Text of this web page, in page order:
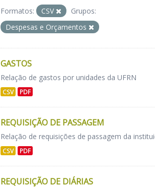
Formatos: CSV
Grupos:
Despesas e Orçamentos
GASTOS
Relação de gastos por unidades da UFRN
CSV PDF
REQUISIÇÃO DE PASSAGEM
Relação de requisições de passagem da
CSV PDF
REQUISIÇÃO DE DIÁRIAS